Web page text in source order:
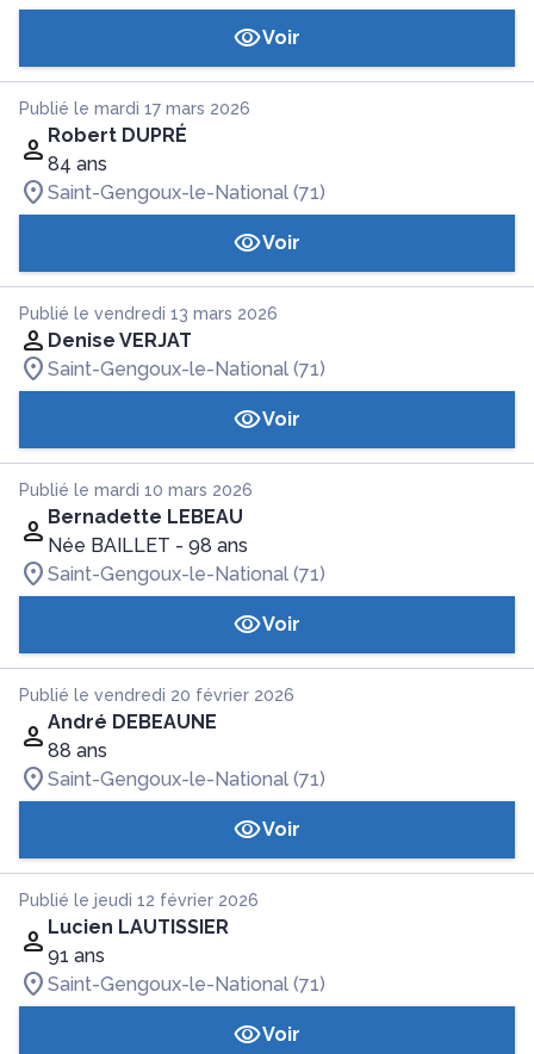
Voir
Publié le mardi 17 mars 2026
Robert DUPRÉ
84 ans
Saint-Gengoux-le-National (71)
Voir
Publié le vendredi 13 mars 2026
Denise VERJAT
Saint-Gengoux-le-National (71)
Voir
Publié le mardi 10 mars 2026
Bernadette LEBEAU
Née BAILLET - 98 ans
Saint-Gengoux-le-National (71)
Voir
Publié le vendredi 20 février 2026
André DEBEAUNE
88 ans
Saint-Gengoux-le-National (71)
Voir
Publié le jeudi 12 février 2026
Lucien LAUTISSIER
91 ans
Saint-Gengoux-le-National (71)
Voir